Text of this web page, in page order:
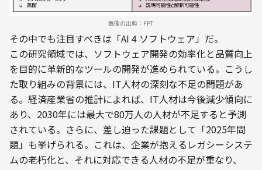
画像の出典：FPT
その中でも注目すべきは「AI 4 ソフトウェア」だ。
この研究領域では、ソフトウェア開発の効率化と品質向上
を目的に革新的なツールの開発が進められている。こうし
た取り組みの背景には、IT人材の深刻な不足の問題があ
る。経済産業省の推計によれば、IT人材は今後減少傾向に
あり、2030年には最大で80万人の人材が不足すると予測
されている。さらに、差し迫った課題として「2025年問
題」も挙げられる。これは、企業が抱えるレガシーシステ
ムの老朽化と、それに対応できる人材の不足が重なり、